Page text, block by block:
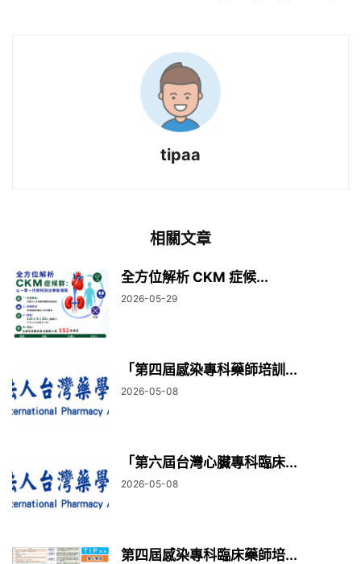
tipaa
相關文章
全方位解析 CKM 症候...
2026-05-29
「第四屆感染專科藥師培訓...
2026-05-08
「第六屆台灣心臟專科臨床...
2026-05-08
第四屆感染專科臨床藥師培...